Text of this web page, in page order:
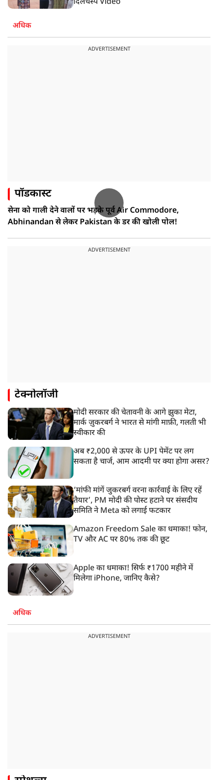
अधिक
ADVERTISEMENT
पॉडकास्ट
सेना को गाली देने वालों पर भड़के पूर्व Air Commodore,
Abhinandan से लेकर Pakistan के डर की खोली पोल!
ADVERTISEMENT
टेक्नोलॉजी
मोदी सरकार की चेतावनी के आगे झुका मेटा,
मार्क ज़ुकरबर्ग ने भारत से मांगी माफ़ी, गलती भी
स्वीकार की
अब ₹2,000 से ऊपर के UPI पेमेंट पर लग
सकता है चार्ज, आम आदमी पर क्या होगा असर?
‘मांफी मांगें जुकरबर्ग वरना कार्रवाई के लिए रहें
तैयार’, PM मोदी की पोस्ट हटाने पर संसदीय
समिति ने Meta को लगाई फटकार
Amazon Freedom Sale का धमाका! फोन,
TV और AC पर 80% तक की छूट
Apple का धमाका! सिर्फ ₹1700 महीने में
मिलेगा iPhone, जानिए कैसे?
अधिक
ADVERTISEMENT